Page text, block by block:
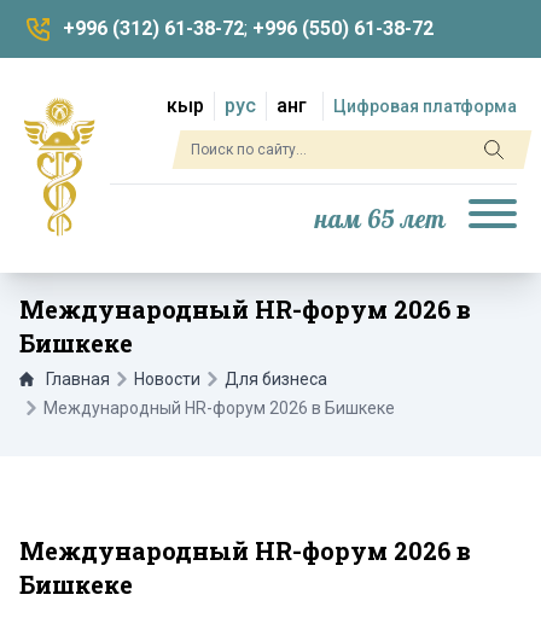
+996 (312) 61-38-72; +996 (550) 61-38-72
кыр рус анг Цифровая платформа
нам 65 лет
Международный HR-форум 2026 в
Бишкеке
Главная Новости
Для бизнеса
Международный HR-форум 2026 в Бишкеке
Международный HR-форум 2026 в
Бишкеке